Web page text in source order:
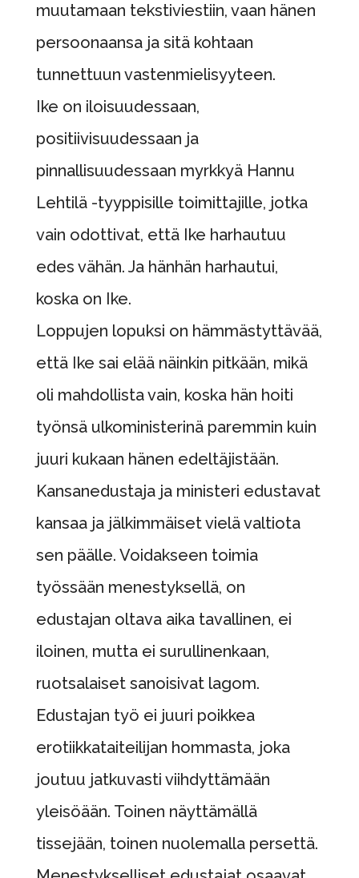
muutamaan tekstiviestiin, vaan hänen
persoonaansa ja sitä kohtaan
tunnettuun vastenmielisyyteen.
Ike on iloisuudessaan,
positiivisuudessaan ja
pinnallisuudessaan myrkkyä Hannu
Lehtilä -tyyppisille toimittajille, jotka
vain odottivat, että Ike harhautuu
edes vähän. Ja hänhän harhautui,
koska on Ike.
Loppujen lopuksi on hämmästyttävää,
että Ike sai elää näinkin pitkään, mikä
oli mahdollista vain, koska hän hoiti
työnsä ulkoministerinä paremmin kuin
juuri kukaan hänen edeltäjistään.
Kansanedustaja ja ministeri edustavat
kansaa ja jälkimmäiset vielä valtiota
sen päälle. Voidakseen toimia
työssään menestyksellä, on
edustajan oltava aika tavallinen, ei
iloinen, mutta ei surullinenkaan,
ruotsalaiset sanoisivat lagom.
Edustajan työ ei juuri poikkea
erotiikkataiteilijan hommasta, joka
joutuu jatkuvasti viihdyttämään
yleisöään. Toinen näyttämällä
tissejään, toinen nuolemalla persettä.